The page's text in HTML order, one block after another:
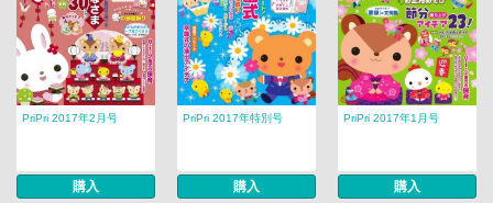
PriPri 2017年2月号
購入
PriPri 2017年特別号
購入
PriPri 2017年1月号
購入